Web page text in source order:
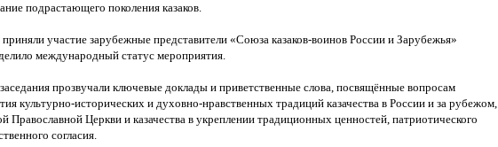
подрастающего поколения казаков.
участие зарубежные представители «Союза казаков-воинов России и Зарубежья»
международный статус мероприятия.
прозвучали ключевые доклады и приветственные слова, посвящённые вопросам
культурно-исторических и духовно-нравственных традиций казачества в России и за рубежом,
Православной Церкви и казачества в укреплении традиционных ценностей, патриотического
согласия.